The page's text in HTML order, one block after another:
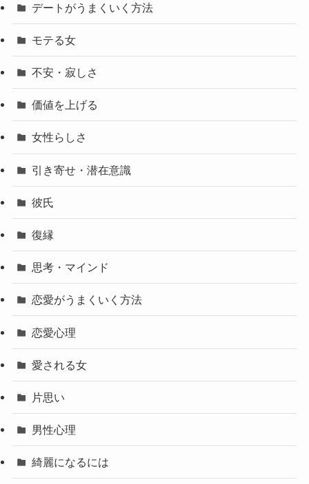
デートがうまくいく方法
モテる女
不安・寂しさ
価値を上げる
女性らしさ
引き寄せ・潜在意識
彼氏
復縁
思考・マインド
恋愛がうまくいく方法
恋愛心理
愛される女
片思い
男性心理
綺麗になるには